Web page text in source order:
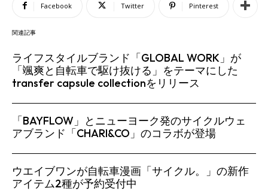
Facebook Twitter Pinterest
関連記事
ライフスタイルブランド「GLOBAL WORK」が
「颯爽と自転車で駆け抜ける」をテーマにした
transfer capsule collectionをリリース
「BAYFLOW」とニューヨーク発のサイクルウェ
アブランド「CHARI&CO」のコラボが登場
ウエイブワンが自転車漫画「サイクル。」の新作
アイテム2種が予約受付中